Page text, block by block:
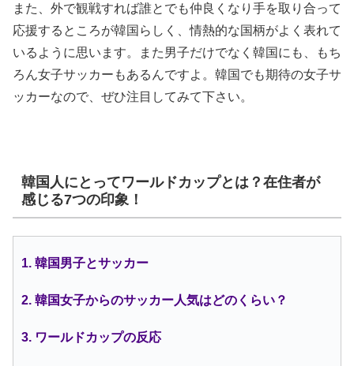
また、外で観戦すれば誰とでも仲良くなり手を取り合って
応援するところが韓国らしく、情熱的な国柄がよく表れて
いるように思います。また男子だけでなく韓国にも、もち
ろん女子サッカーもあるんですよ。韓国でも期待の女子サ
ッカーなので、ぜひ注目してみて下さい。
韓国人にとってワールドカップとは？在住者が
感じる7つの印象！
1. 韓国男子とサッカー
2. 韓国女子からのサッカー人気はどのくらい？
3. ワールドカップの反応